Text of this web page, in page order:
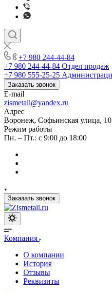
+7 980 244-44-84
+7 980 244-44-84 Отдел продаж
+7 980 555-25-25
Заказать звонок
E-mail
zismetall@yandex.ru
Адрес
Воронеж, Софьинская улица,
Режим работы
Пн. – Пт.: с 9:00 до 18:00
Заказать звонок
Компания
О компании
История
Отзывы
Реквизиты